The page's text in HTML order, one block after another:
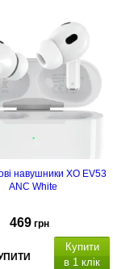
навушники XO EV53
ANC White
469 грн
Купити
в 1 клік